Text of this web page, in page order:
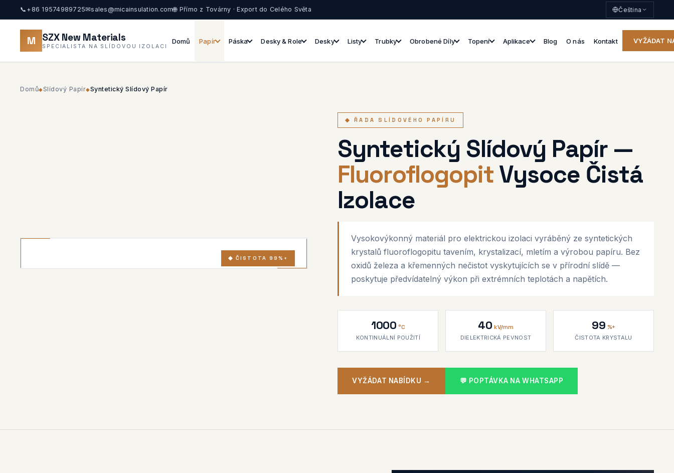
📞 +86 19574989725✉sales@micainsulation.com🌐 Přímo z Továrny · Export do Celého Světa Čeština
M SZX New Materials
SPECIALISTA NA SLÍDOVOU IZOLACI
Domů Papír Páska Desky & Role Desky Listy Trubky Obrobené Díly Topení Aplikace Blog O nás Kontakt VYŽÁDAT
Domů◆Slídový Papír◆Syntetický Slídový Papír
◆ ČISTOTA 99%+
◆ ŘADA SLÍDOVÉHO PAPÍRU
Syntetický Slídový Papír —
FluoroflogopitVysoce Čistá
Izolace
Vysokovýkonný materiál pro elektrickou izolaci vyráběný ze syntetických
krystalů fluoroflogopitu tavením, krystalizací, mletím a výrobou papíru. Bez
oxidů železa a křemenných nečistot vyskytujících se v přírodní slídě —
poskytuje předvídatelný výkon při extrémních teplotách a napětích.
1000 °C
KONTINUÁLNÍ POUŽITÍ
40 kV/mm
DIELEKTRICKÁ PEVNOST
99 %+
ČISTOTA KRYSTALU
VYŽÁDAT NABÍDKU → 💬 POPTÁVKA NA WHATSAPP